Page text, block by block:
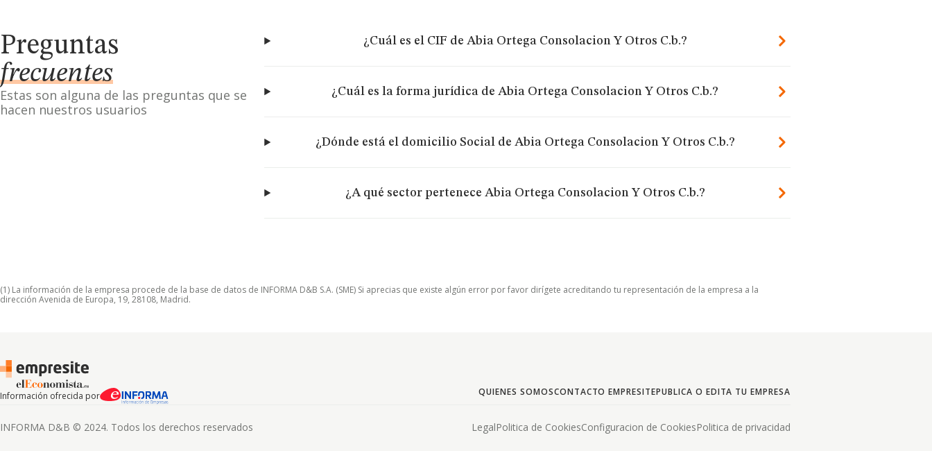
Preguntas
frecuentes
Estas son alguna de las preguntas que se
hacen nuestros usuarios
¿Cuál es el CIF de Abia Ortega Consolacion Y Otros C.b.?
¿Cuál es la forma jurídica de Abia Ortega Consolacion Y Otros C.b.?
¿Dónde está el domicilio Social de Abia Ortega Consolacion Y Otros C.b.?
¿A qué sector pertenece Abia Ortega Consolacion Y Otros C.b.?
(1) La información de la empresa procede de la base de datos de INFORMA D&B S.A. (SME) Si aprecias que existe algún error por favor dirígete acreditando tu representación de la empresa a la
dirección Avenida de Europa, 19, 28108, Madrid.
Información ofrecida por QUIENES SOMOSCONTACTO EMPRESITEPUBLICA O EDITA TU EMPRESA
INFORMA D&B © 2024. Todos los derechos reservados LegalPolitica de CookiesConfiguracion de CookiesPolitica de privacidad